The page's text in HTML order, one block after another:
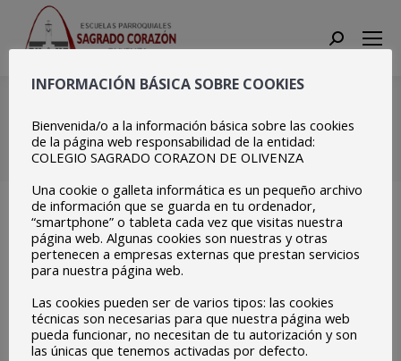
Search:
Copia de Zoom
Reunión_11
Estás aquí:
Inicio Copia de Zoom Reunión_11
INFORMACIÓN BÁSICA SOBRE COOKIES
Bienvenida/o a la información básica sobre las cookies
de la página web responsabilidad de la entidad:
COLEGIO SAGRADO CORAZON DE OLIVENZA
Una cookie o galleta informática es un pequeño archivo
de información que se guarda en tu ordenador,
“smartphone” o tableta cada vez que visitas nuestra
página web. Algunas cookies son nuestras y otras
pertenecen a empresas externas que prestan servicios
para nuestra página web.
Las cookies pueden ser de varios tipos: las cookies
técnicas son necesarias para que nuestra página web
pueda funcionar, no necesitan de tu autorización y son
las únicas que tenemos activadas por defecto.